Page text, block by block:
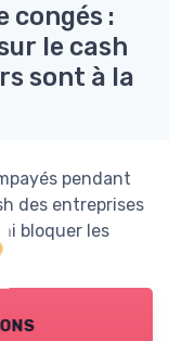
congés :
le cash
sont à la
pendant
des entreprises
bloquer les